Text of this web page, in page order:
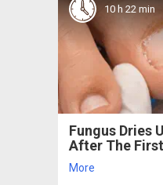
10 h 22 min
Fungus Dries
After The
More